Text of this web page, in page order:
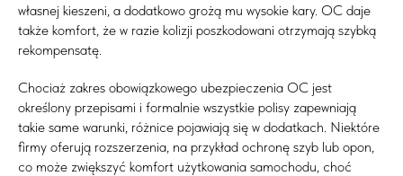
własnej kieszeni, a dodatkowo grożą mu wysokie kary. OC daje
także komfort, że w razie kolizji poszkodowani otrzymają szybką
rekompensatę.
Chociaż zakres obowiązkowego ubezpieczenia OC jest
określony przepisami i formalnie wszystkie polisy zapewniają
takie same warunki, różnice pojawiają się w dodatkach. Niektóre
firmy oferują rozszerzenia, na przykład ochronę szyb lub opon,
co może zwiększyć komfort użytkowania samochodu, choć